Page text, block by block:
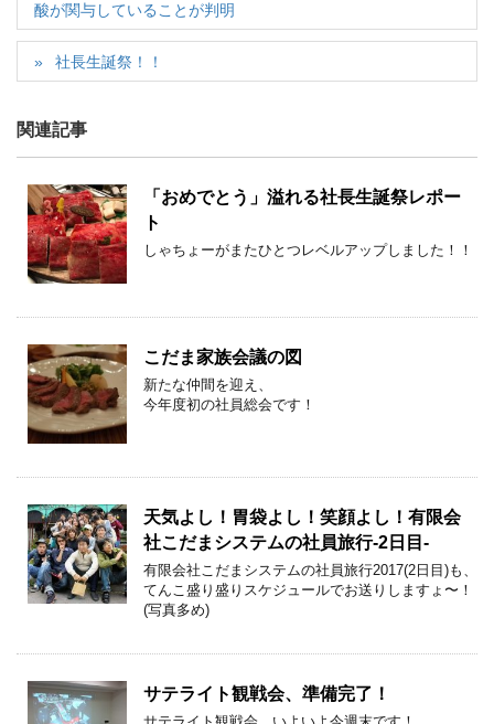
酸が関与していることが判明
社長生誕祭！！
関連記事
「おめでとう」溢れる社長生誕祭レポー
ト
しゃちょーがまたひとつレベルアップしました！！
こだま家族会議の図
新たな仲間を迎え、
今年度初の社員総会です！
天気よし！胃袋よし！笑顔よし！有限会
社こだまシステムの社員旅行-2日目-
有限会社こだまシステムの社員旅行2017(2日目)も、
てんこ盛り盛りスケジュールでお送りしますょ〜！
(写真多め)
サテライト観戦会、準備完了！